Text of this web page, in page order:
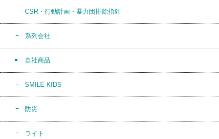
CSR・行動計画・暴力団排除指針
系列会社
自社商品
SMILE KIDS
防災
ライト